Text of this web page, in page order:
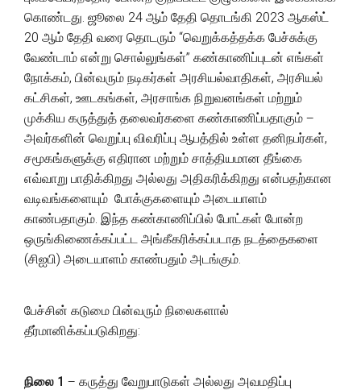
கொண்டது. ஜூலை 24 ஆம் தேதி தொடங்கி 2023 ஆகஸ்ட்
20 ஆம் தேதி வரை தொடரும் “வெறுக்கத்தக்க பேச்சுக்கு
வேண்டாம் என்று சொல்லுங்கள்” கண்காணிப்புடன் எங்கள்
நோக்கம், பின்வரும் நடிகர்கள் அரசியல்வாதிகள், அரசியல்
கட்சிகள், ஊடகங்கள், அரசாங்க நிறுவனங்கள் மற்றும்
முக்கிய கருத்துத் தலைவர்களை கண்காணிப்பதாகும் –
அவர்களின் வெறுப்பு விவரிப்பு ஆபத்தில் உள்ள தனிநபர்கள்,
சமூகங்களுக்கு எதிரான மற்றும் சாத்தியமான தீங்கை
எவ்வாறு பாதிக்கிறது அல்லது அதிகரிக்கிறது என்பதற்கான
வடிவங்களையும் போக்குகளையும் அடையாளம்
காண்பதாகும். இந்த கண்காணிப்பில் போட்கள் போன்ற
ஒருங்கிணைக்கப்பட்ட அங்கீகரிக்கப்படாத நடத்தைகளை
(சிஐபி) அடையாளம் காண்பதும் அடங்கும்.
பேச்சின் கடுமை பின்வரும் நிலைகளால்
தீர்மானிக்கப்படுகிறது:
நிலை 1 – கருத்து வேறுபாடுகள் அல்லது அவமதிப்பு